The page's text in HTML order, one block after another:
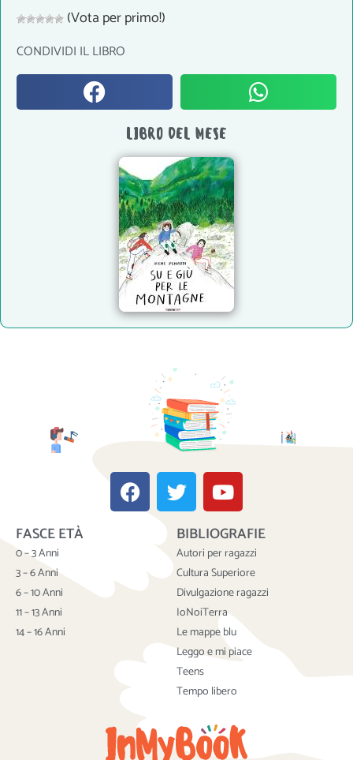
(Vota per primo!)
CONDIVIDI IL LIBRO
LIBRO DEL MESE
F
a
c
T
w
i
t
t
e
r
Y
o
u
t
u
b
e
FASCE ETÀ
0 – 3 Anni
3 – 6 Anni
6 – 10 Anni
11 – 13 Anni
14 – 16 Anni
BIBLIOGRAFIE
Autori per ragazzi
Cultura Superiore
Divulgazione ragazzi
IoNoiTerra
Le mappe blu
Leggo e mi piace
Teens
Tempo libero